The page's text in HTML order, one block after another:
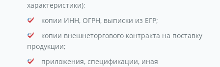
характеристики);
копии ИНН, ОГРН, выписки из ЕГР;
копии внешнеторгового контракта на поставку
продукции;
приложения, спецификации, иная